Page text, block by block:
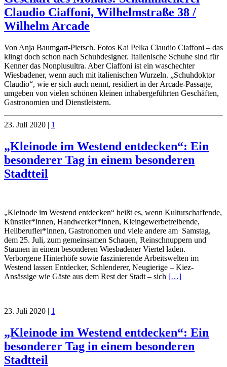
Claudio Ciaffoni, Wilhelmstraße 38 /
Wilhelm Arcade
Von Anja Baumgart-Pietsch. Fotos Kai Pelka Claudio Ciaffoni – das
klingt doch schon nach Schuhdesigner. Italienische Schuhe sind für
Kenner das Nonplusultra. Aber Ciaffoni ist ein waschechter
Wiesbadener, wenn auch mit italienischen Wurzeln. „Schuhdoktor
Claudio“, wie er sich auch nennt, residiert in der Arcade-Passage,
umgeben von vielen schönen kleinen inhabergeführten Geschäften,
Gastronomien und Dienstleistern.
23. Juli 2020 | 1
„Kleinode im Westend entdecken“: Ein
besonderer Tag in einem besonderen
Stadtteil
„Kleinode im Westend entdecken“ heißt es, wenn Kulturschaffende,
Künstler*innen, Handwerker*innen, Kleingewerbetreibende,
Heilberufler*innen, Gastronomen und viele andere am Samstag,
dem 25. Juli, zum gemeinsamen Schauen, Reinschnuppern und
Staunen in einem besonderen Wiesbadener Viertel laden.
Verborgene Hinterhöfe sowie faszinierende Arbeitswelten im
Westend lassen Entdecker, Schlenderer, Neugierige – Kiez-
Ansässige wie Gäste aus dem Rest der Stadt – sich […]
23. Juli 2020 | 1
„Kleinode im Westend entdecken“: Ein
besonderer Tag in einem besonderen
Stadtteil